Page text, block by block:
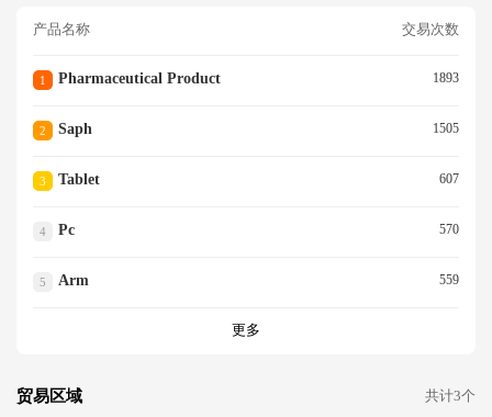
产品名称 交易次数
1 Pharmaceutical Product 1893
2 Saph 1505
3 Tablet 607
4 Pc 570
5 Arm 559
更多
贸易区域 共计3个